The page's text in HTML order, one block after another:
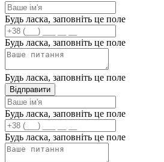
Будь ласка, заповніть це поле
Будь ласка, заповніть це поле
Будь ласка, заповніть це поле
Відправити
Будь ласка, заповніть це поле
Будь ласка, заповніть це поле